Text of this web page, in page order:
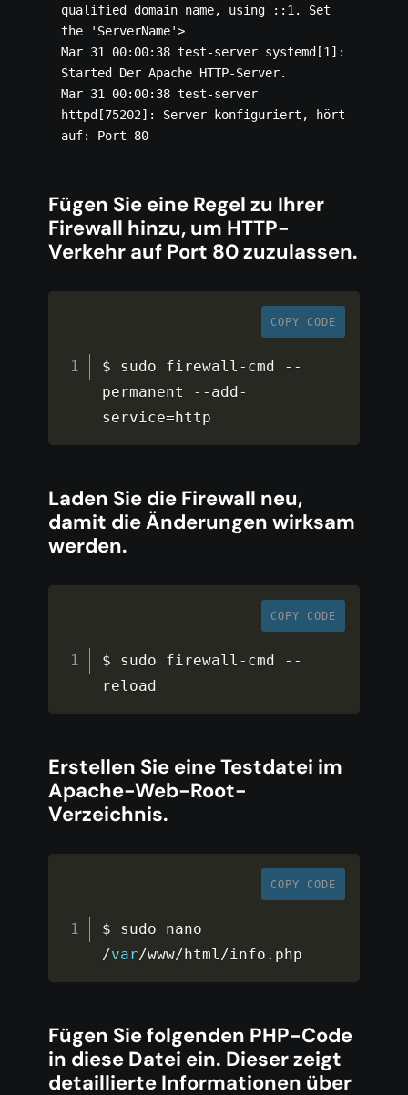
qualified domain name, using ::1. Set
the 'ServerName'>
Mar 31 00:00:38 test-server systemd[1]:
Started Der Apache HTTP-Server.
Mar 31 00:00:38 test-server
httpd[75202]: Server konfiguriert, hört
Fügen Sie eine Regel zu Ihrer
Firewall hinzu, um HTTP-
Verkehr auf Port 80 zuzulassen.
COPY CODE
$ sudo firewall - cmd --
permanent -- add -
service= http
Laden Sie die Firewall neu,
damit die Änderungen wirksam
werden.
COPY CODE
$ sudo firewall - cmd --
reload
Erstellen Sie eine Testdatei im
Apache-Web-Root-
Verzeichnis.
COPY CODE
/var/www/ html/info . php
Fügen Sie folgenden PHP-Code
in diese Datei ein. Dieser zeigt
detaillierte Informationen über